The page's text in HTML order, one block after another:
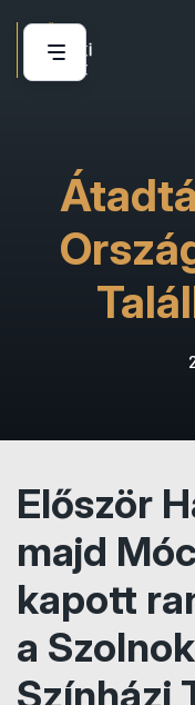
Először
majd
kapott
a
Színházi